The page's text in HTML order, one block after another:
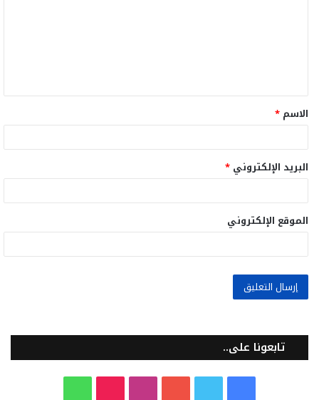
ق
*
الاسم *
البريد الإلكتروني *
الموقع الإلكتروني
تابعونا على..